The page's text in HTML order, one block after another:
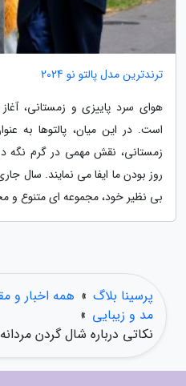
ترندترین مدل پالتو نو 2024
هوای سرد پاییزی و زمستانی،
است. در این میان، پالتوها به
زمستانی، نقش مهمی در گرم نگه
روز بودن ما ایفا می نمایند. سال
بی نظیر خود، مجموعه ای متنوع و
پرسینا بلاگ » همه اخبار و
مد و زیبایی »
نکاتی درباره شال گردن